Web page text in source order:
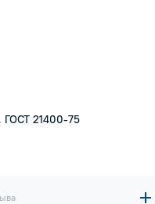
ГОСТ 21400-75